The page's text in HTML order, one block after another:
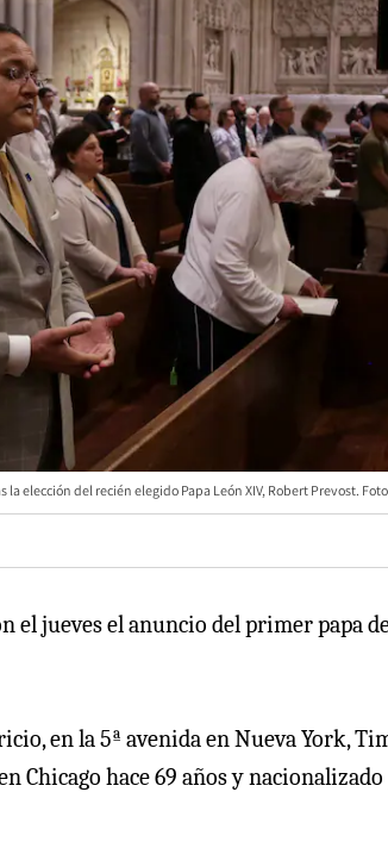
elección del recién elegido Papa León XIV, Robert Prevost.
el jueves el anuncio del primer papa
en la 5ª avenida en Nueva York,
hace 69 años y nacionalizado